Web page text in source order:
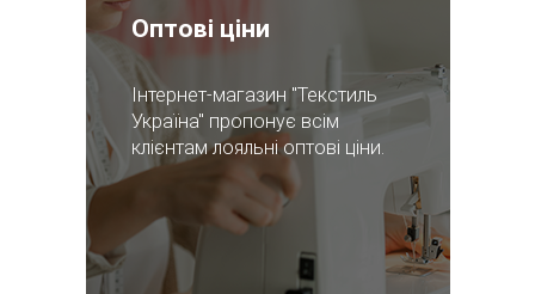
Оптові ціни
Інтернет-магазин "Текстиль
Україна" пропонує всім
клієнтам лояльні оптові ціни.